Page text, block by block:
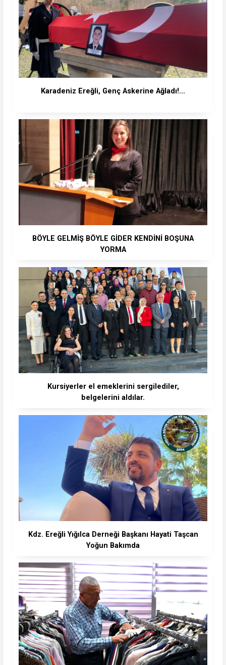
Karadeniz Ereğli, Genç Askerine Ağladı!...
BÖYLE GELMİŞ BÖYLE GİDER KENDİNİ BOŞUNA
YORMA
Kursiyerler el emeklerini sergilediler,
belgelerini aldılar.
Kdz. Ereğli Yığılca Derneği Başkanı Hayati Taşcan
Yoğun Bakımda